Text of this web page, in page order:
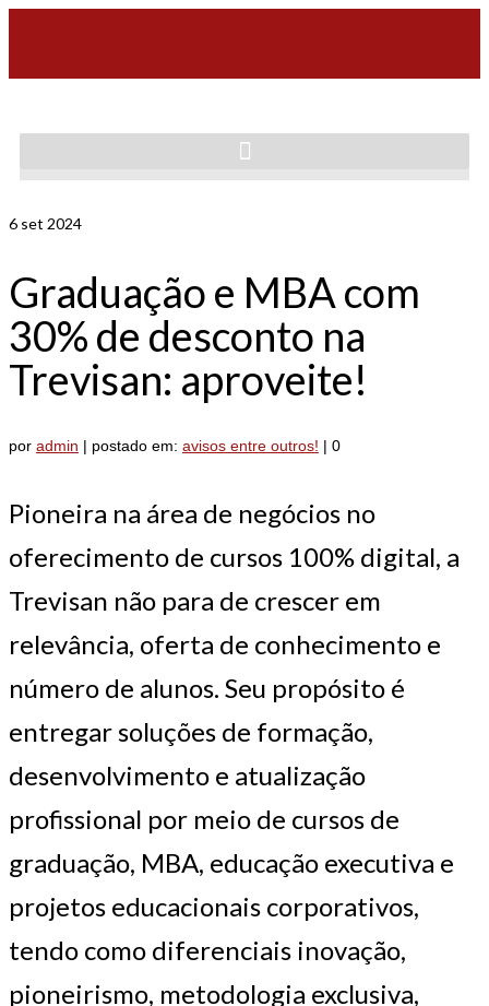
6 set 2024
Graduação e MBA com
30% de desconto na
Trevisan: aproveite!
por admin | postado em: avisos entre outros! | 0
Pioneira na área de negócios no
oferecimento de cursos 100% digital, a
Trevisan não para de crescer em
relevância, oferta de conhecimento e
número de alunos. Seu propósito é
entregar soluções de formação,
desenvolvimento e atualização
profissional por meio de cursos de
graduação, MBA, educação executiva e
projetos educacionais corporativos,
tendo como diferenciais inovação,
pioneirismo, metodologia exclusiva,